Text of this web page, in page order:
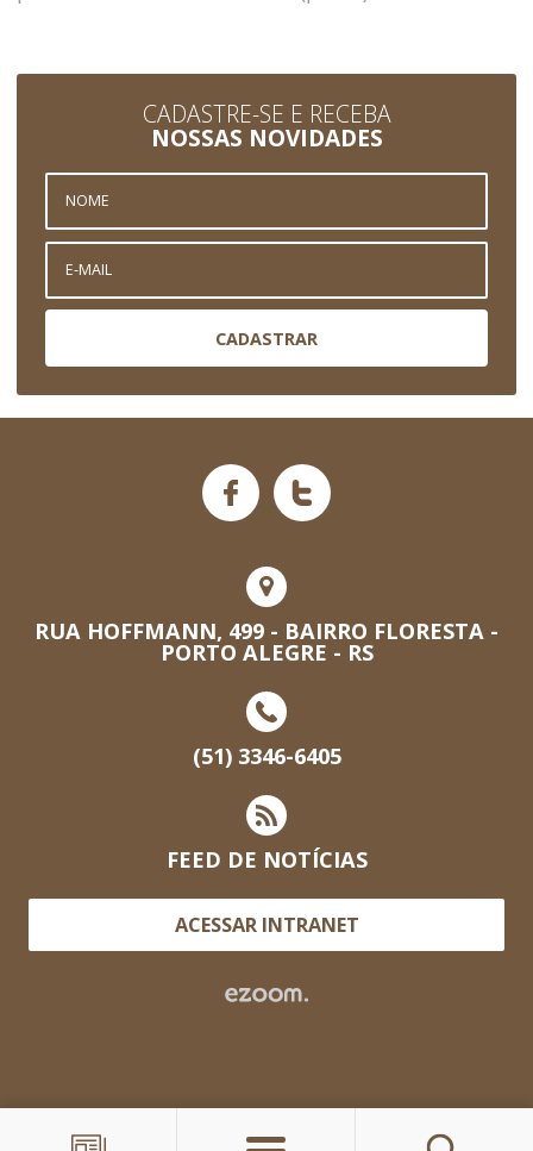
CADASTRE-SE E RECEBA
NOSSAS NOVIDADES
CADASTRAR
RUA HOFFMANN, 499 - BAIRRO FLORESTA -
PORTO ALEGRE - RS
(51) 3346-6405
FEED DE NOTÍCIAS
ACESSAR INTRANET